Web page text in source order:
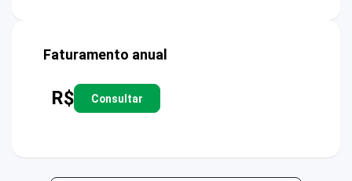
Faturamento anual
R$ Consultar